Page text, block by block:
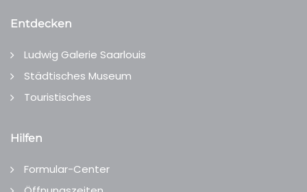
Entdecken
Ludwig Galerie Saarlouis
Städtisches Museum
Touristisches
Hilfen
Formular-Center